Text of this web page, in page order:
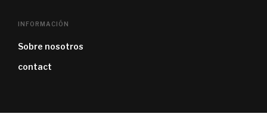
INFORMACIÓN
Sobre nosotros
contact